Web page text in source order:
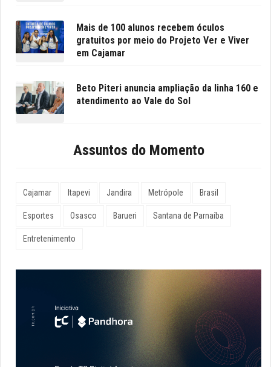
Mais de 100 alunos recebem óculos
gratuitos por meio do Projeto Ver e Viver
em Cajamar
Beto Piteri anuncia ampliação da linha 160 e
atendimento ao Vale do Sol
Assuntos do Momento
Cajamar Itapevi Jandira Metrópole Brasil
Esportes Osasco Barueri Santana de Parnaíba
Entretenimento